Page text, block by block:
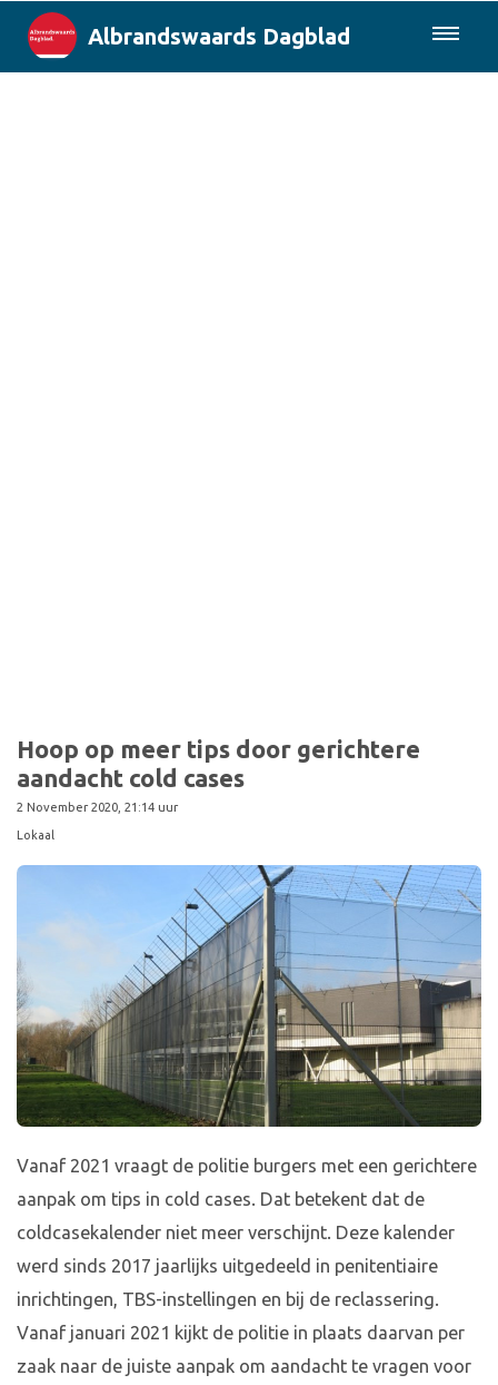
Albrandswaards Dagblad
Hoop op meer tips door gerichtere
aandacht cold cases
2 November 2020, 21:14 uur
Lokaal
Vanaf 2021 vraagt de politie burgers met een gerichtere
aanpak om tips in cold cases. Dat betekent dat de
coldcasekalender niet meer verschijnt. Deze kalender
werd sinds 2017 jaarlijks uitgedeeld in penitentiaire
inrichtingen, TBS-instellingen en bij de reclassering.
Vanaf januari 2021 kijkt de politie in plaats daarvan per
zaak naar de juiste aanpak om aandacht te vragen voor